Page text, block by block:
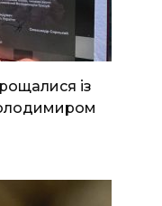
із